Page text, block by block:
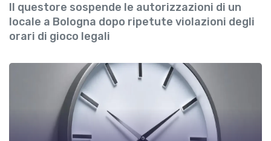
Il questore sospende le autorizzazioni di un
locale a Bologna dopo ripetute violazioni degli
orari di gioco legali